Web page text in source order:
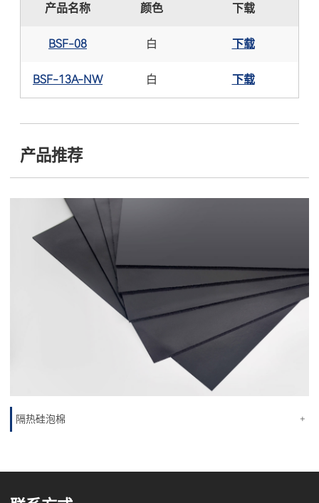
产品名称 颜色 下载
BSF-08 白 下载
BSF-13A-NW 白 下载
产品推荐
隔热硅泡棉 +